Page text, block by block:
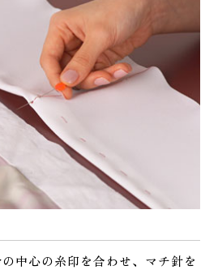
中心の糸印を合わせ、マチ針を